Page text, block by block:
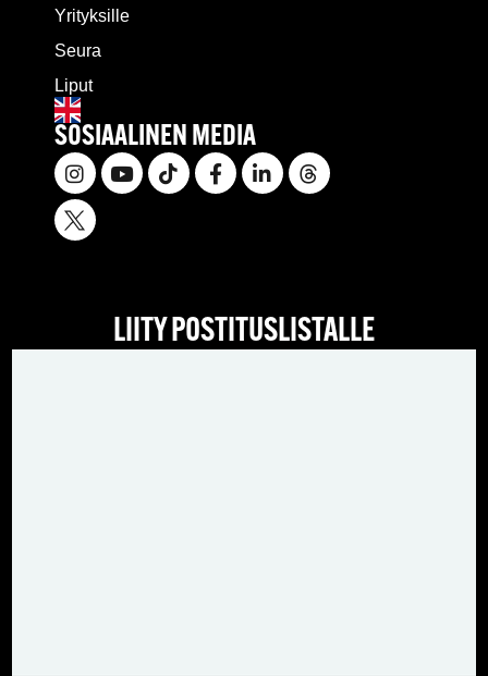
Yrityksille
Seura
Liput
SOSIAALINEN MEDIA
LIITY POSTITUSLISTALLE